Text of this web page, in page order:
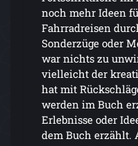
noch mehr Ideen
Fahrradreisen
Sonderzüge oder
war nichts zu
vielleicht der
hat mit
werden im Buch
Erlebnisse oder
dem Buch erzählt.